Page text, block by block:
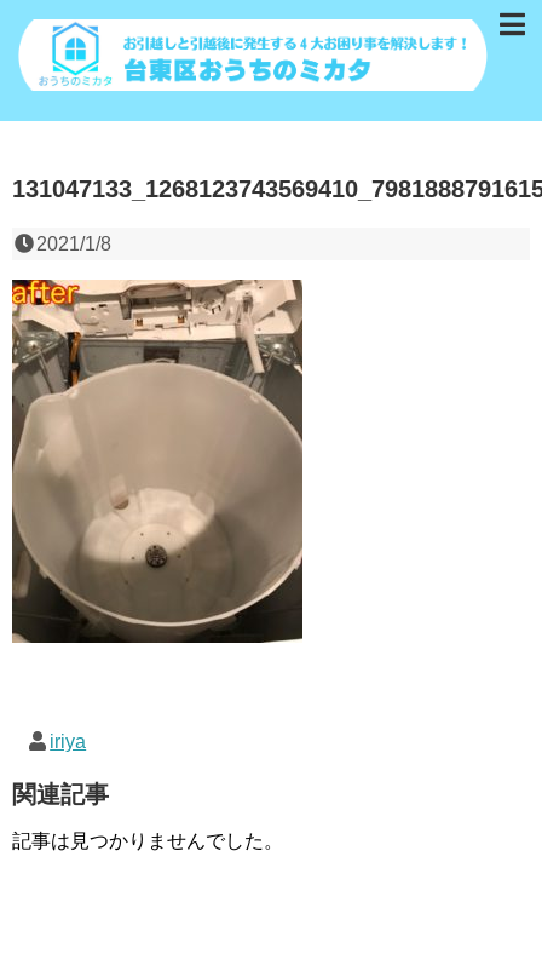
2021/1/8
iriya
関連記事
記事は見つかりませんでした。